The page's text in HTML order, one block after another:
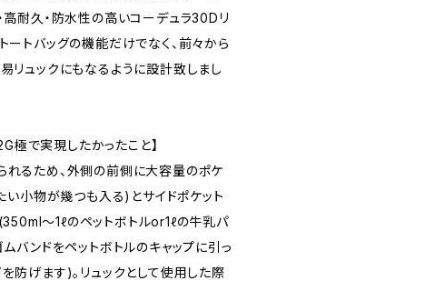
高耐久・防水性の高いコーデュラ30Dリ
ートバッグの機能だけでなく、前々から
リュックにもなるように設計致しまし
で実現したかったこと】
るため、外側の前側に大容量のポケ
い小物が幾つも入る)とサイドポケット
〜1ℓのペットボトルor1ℓの牛乳パ
バンドをペットボトルのキャップに引っ
防げます)。リュックとして使用した際